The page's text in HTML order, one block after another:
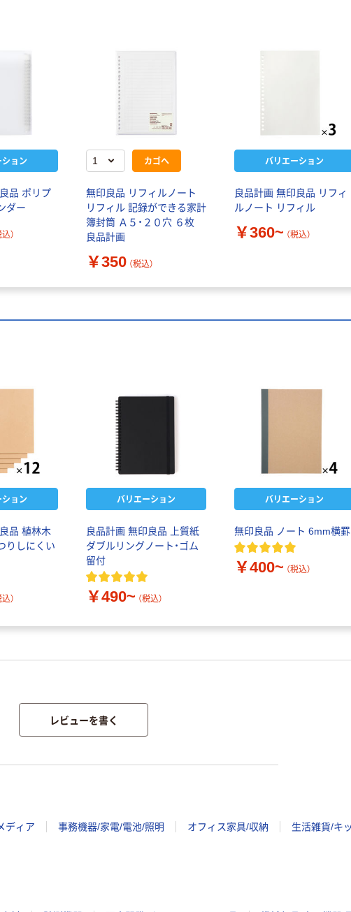
ション
品 ポリプ
ダー
込）
カゴへ
無印良品 リフィルノート
リフィル 記録ができる家計
簿封筒 Ａ５・２０穴 ６枚
良品計画
￥350 （税込）
バリエーション
良品計画 無印良品 リフィ
ルノート リフィル
￥360~ （税込）
ョン
品 植林木
りしにくい
込）
バリエーション
良品計画 無印良品 上質紙
ダブルリングノート・ゴム
留付
￥490~ （税込）
バリエーション
無印良品 ノート 6mm横罫
￥400~ （税込）
レビューを書く
ディア 事務機器/家電/電池/照明 オフィス家具/収納 生活雑貨/キ